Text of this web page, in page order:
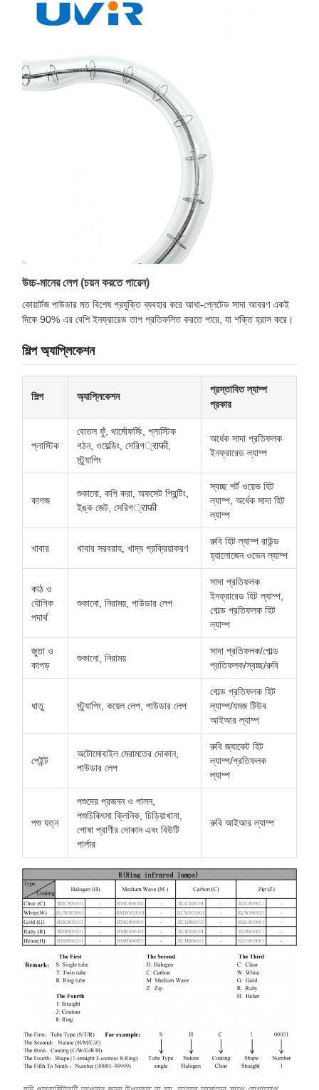
উচ্চ-মানের লেপ (চয়ন করতে পারেন)
কোয়ার্টজ পাউডার মত বিশেষ প্রযুক্তি ব্যবহার করে আধা-প্লেটেড সাদা আবরণ একই
দিকে 90% এর বেশি ইনফ্রারেড তাপ প্রতিফলিত করতে পারে, যা শক্তি হ্রাস করে।
শিল্প অ্যাপ্লিকেশন
শিল্প অ্যাপ্লিকেশন
প্রস্তাবিত ল্যাম্প
প্রকার
প্লাস্টিক
বোতল ফুঁ, থার্মোফর্মিং, প্লাস্টিক
গঠন, ওয়েল্ডিং, সেরিগ्राफी,
স্ট্র্যাপিং
অর্ধেক সাদা প্রতিফলক
ইনফ্রারেড ল্যাম্প
কাগজ
শুকানো, কপি করা, অফসেট প্রিন্টিং,
ইঙ্ক জেট, সেরিগ्राफी
স্বচ্ছ শর্ট ওয়েভ হিট
ল্যাম্প, অর্ধেক সাদা হিট
ল্যাম্প
খাবার খাবার সরবরাহ, খাদ্য প্রক্রিয়াকরণ
রুবি হিট ল্যাম্প রাউন্ড
হ্যালোজেন ওভেন ল্যাম্প
কাঠ ও
যৌগিক
পদার্থ
শুকানো, নিরাময়, পাউডার লেপ
সাদা প্রতিফলক
ইনফ্রারেড হিট ল্যাম্প,
গোল্ড প্রতিফলক হিট
ল্যাম্প
জুতা ও
কাপড়
শুকানো, নিরাময়
সাদা প্রতিফলক/গোল্ড
প্রতিফলক/স্বচ্ছ/রুবি
ধাতু স্ট্র্যাপিং, কয়েল লেপ, পাউডার লেপ
গোল্ড প্রতিফলক হিট
ল্যাম্প/যমজ টিউব
আইআর ল্যাম্প
পেইন্ট
অটোমোবাইল মেরামতের দোকান,
পাউডার লেপ
রুবি জ্যাকেট হিট
ল্যাম্প/প্রতিফলক
ল্যাম্প
পশু যত্ন
পশুদের প্রজনন ও পালন,
পশুচিকিৎসা ক্লিনিক, চিড়িয়াখানা,
পোষা প্রাণীর দোকান এবং বিউটি
পার্লার
রুবি আইআর ল্যাম্প